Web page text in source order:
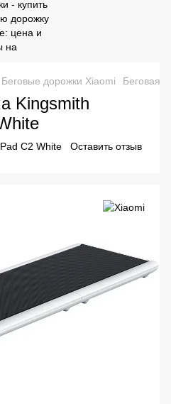
Беговые дорожки Xiaomi Беговая
Kingsmith
С2 White Оставить отзыв